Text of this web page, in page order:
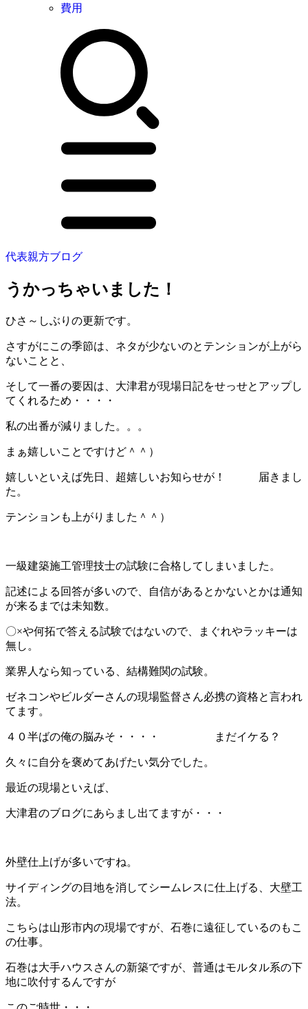
費用
代表親方ブログ
うかっちゃいました！
ひさ～しぶりの更新です。
さすがにこの季節は、ネタが少ないのとテンションが上がら
ないことと、
そして一番の要因は、大津君が現場日記をせっせとアップし
てくれるため・・・・
私の出番が減りました。。。
まぁ嬉しいことですけど＾＾）
嬉しいといえば先日、超嬉しいお知らせが！ 届きまし
た。
テンションも上がりました＾＾）
一級建築施工管理技士の試験に合格してしまいました。
記述による回答が多いので、自信があるとかないとかは通知
が来るまでは未知数。
〇×や何拓で答える試験ではないので、まぐれやラッキーは
無し。
業界人なら知っている、結構難関の試験。
ゼネコンやビルダーさんの現場監督さん必携の資格と言われ
てます。
４０半ばの俺の脳みそ・・・・ まだイケる？
久々に自分を褒めてあげたい気分でした。
最近の現場といえば、
大津君のブログにあらまし出てますが・・・
外壁仕上げが多いですね。
サイディングの目地を消してシームレスに仕上げる、大壁工
法。
こちらは山形市内の現場ですが、石巻に遠征しているのもこ
の仕事。
石巻は大手ハウスさんの新築ですが、普通はモルタル系の下
地に吹付するんですが